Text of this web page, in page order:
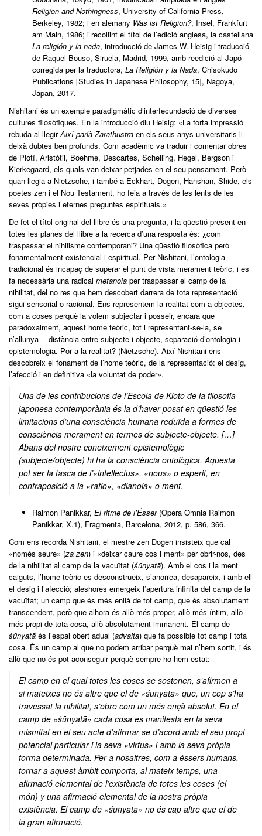
Religion and Nothingness, University of California Press,
Berkeley, 1982; i en alemany Was ist Religion?, Insel, Frankfurt
am Main, 1986; i recollint el títol de l’edició anglesa, la castellana
La religión y la nada, introducció de James W. Heisig i traducció
de Raquel Bouso, Siruela, Madrid, 1999, amb reedició al Japó
corregida per la traductora, La Religión y la Nada, Chisokudo
Publications [Studies in Japanese Philosophy, 15], Nagoya,
Japan, 2017.
Nishitani és un exemple paradigmàtic d’interfecundació de diverses
cultures filosòfiques. En la introducció diu Heisig: «La forta impressió
rebuda al llegirAixí parlà Zarathustra en els seus anys universitaris li
deixà dubtes ben profunds. Com acadèmic va traduir i comentar obres
de Plotí, Aristòtil, Boehme, Descartes, Schelling, Hegel, Bergson i
Kierkegaard, els quals van deixar petjades en el seu pensament. Però
quan llegia a Nietzsche, i també a Eckhart, Dōgen, Hanshan, Shide, els
poetes zen i el Nou Testament, ho feia a través de les lents de les
seves pròpies i eternes preguntes espirituals.»
De fet el títol original del llibre és una pregunta, i la qüestió present en
totes les planes del llibre a la recerca d’una resposta és: ¿com
traspassar el nihilisme contemporani? Una qüestió filosòfica però
fonamentalment existencial i espiritual. Per Nishitani, l’ontologia
tradicional és incapaç de superar el punt de vista merament teòric, i es
fa necessària una radical metanoia per traspassar el camp de la
nihilitat, del no res que hem descobert darrera de tota representació
sigui sensorial o racional. Ens representem la realitat com a objectes,
com a coses perquè la volem subjectar i posseir, encara que
paradoxalment, aquest home teòric, tot i representant-se-la, se
n’allunya —distància entre subjecte i objecte, separació d’ontologia i
epistemologia. Por a la realitat? (Nietzsche). Així Nishitani ens
descobreix el fonament de l’home teòric, de la representació: el desig,
l’afecció i en definitiva «la voluntat de poder».
Una de les contribucions de l’Escola de Kioto de la filosofia
japonesa contemporània és la d’haver posat en qüestió les
limitacions d’una consciència humana reduïda a formes de
consciència merament en termes de subjecte-objecte. […]
Abans del nostre coneixement epistemològic
(subjecte/objecte) hi ha la consciència ontològica. Aquesta
pot ser la tasca de l’«intellectus», «nous» o esperit, en
contraposició a la «ratio», «dianoia» o ment.
Raimon Panikkar, El ritme de l’Ésser(Opera Omnia Raimon
Panikkar, X.1), Fragmenta, Barcelona, 2012, p. 586, 366.
Com ens recorda Nishitani, el mestre zen Dōgen insisteix que cal
«només seure» (za zen) i «deixar caure cos i ment» per obrir-nos, des
de la nihilitat al camp de la vacuïtat (śūnyatā). Amb el cos i la ment
caiguts, l’home teòric es desconstrueix, s’anorrea, desapareix, i amb ell
el desig i l’afecció; aleshores emergeix l’apertura infinita del camp de la
vacuïtat; un camp que és més enllà de tot camp, que és absolutament
transcendent, però que alhora és allò més proper, allò més íntim, allò
més propi de tota cosa, allò absolutament immanent. El camp de
śūnyatā és l’espai obert adual (advaita) que fa possible tot camp i tota
cosa. És un camp al que no podem arribar perquè mai n’hem sortit, i és
allò que no és pot aconseguir perquè sempre ho hem estat:
El camp en el qual totes les coses se sostenen, s’afirmen a
si mateixes no és altre que el de «śūnyatā» que, un cop s’ha
travessat la nihilitat, s’obre com un més ençà absolut. En el
camp de «śūnyatā» cada cosa es manifesta en la seva
mismitat en el seu acte d’afirmar-se d’acord amb el seu propi
potencial particular i la seva «virtus» i amb la seva pròpia
forma determinada. Per a nosaltres, com a éssers humans,
tornar a aquest àmbit comporta, al mateix temps, una
afirmació elemental de l’existència de totes les coses (el
món) y una afirmació elemental de la nostra pròpia
existència. El camp de «śūnyatā» no és cap altre que el de
la gran afirmació.